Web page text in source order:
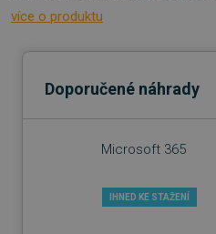
více o produktu
Doporučené náhrady
Microsoft 365
IHNED KE STAŽENÍ